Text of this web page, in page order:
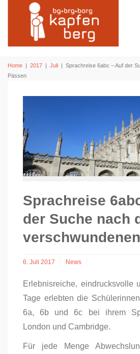
Home | 2017 | Juli | Sprachreise 6abc – Auf der
Pässen
Sprachreise
der Suche nach
6. Juli 2017 News
Erlebnisreiche, eindrucksvolle
Tage erlebten die
6a, 6b und 6c bei ihrem
London und Cambridge.
Für jede Menge